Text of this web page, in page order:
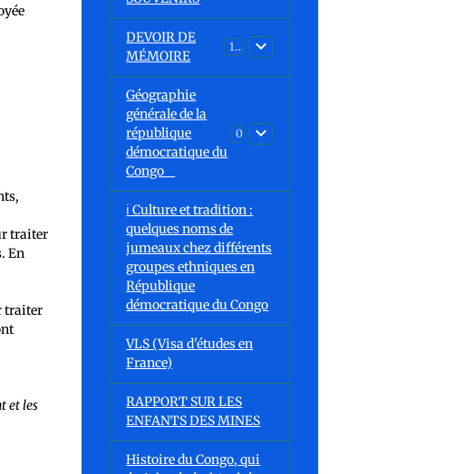
traiter
En
traiter
et les
DEVOIR DE
MÉMOIRE
13
Géographie
générale de la
république
démocratique du
Congo
ℹ️ Culture et tradition :
quelques noms de
jumeaux chez différents
groupes ethniques en
République
démocratique du Congo
VLS (Visa d'études en
France)
RAPPORT SUR LES
ENFANTS DES MINES
Histoire du Congo, qui